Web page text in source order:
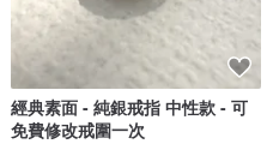
經典素面 - 純銀戒指 中性款 - 可
免費修改戒圍一次